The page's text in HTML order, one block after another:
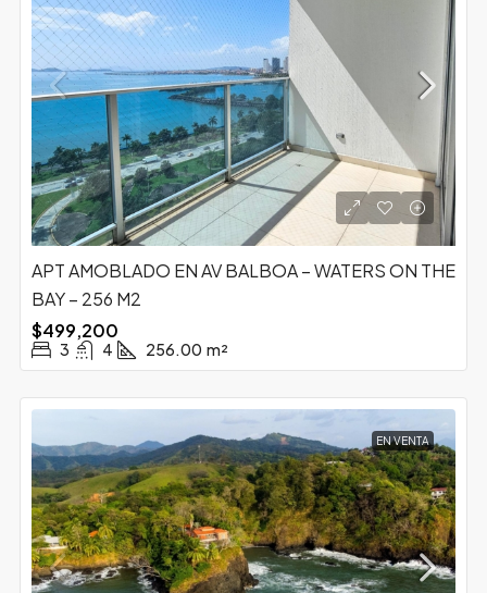
APT AMOBLADO EN AV BALBOA – WATERS ON THE
BAY – 256 M2
$499,200
3 4 256.00 m²
EN VENTA